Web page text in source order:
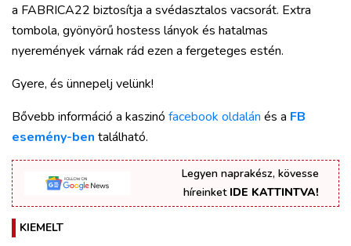
a FABRICA22 biztosítja a svédasztalos vacsorát. Extra
tombola, gyönyörű hostess lányok és hatalmas
nyeremények várnak rád ezen a fergeteges estén.
Gyere, és ünnepelj velünk!
Bővebb információ a kaszinó facebook oldalán és a FB
esemény-ben található.
Legyen naprakész, kövesse
híreinket IDE KATTINTVA!
KIEMELT